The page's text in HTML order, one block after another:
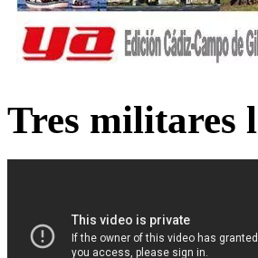
Tres militares